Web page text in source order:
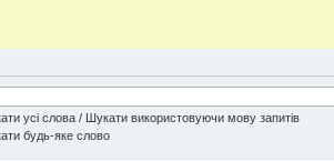
усі слова / Шукати використовуючи мову запитів
будь-яке слово